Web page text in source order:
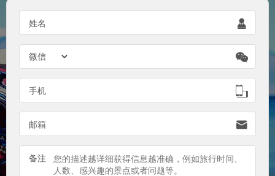
姓名 

手机 
邮箱 
备注